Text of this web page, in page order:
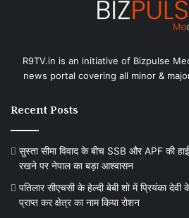
R9TV.in is an initiative of Bizpulse
news portal covering all minor &
Recent Posts
सुस्ता सीमा विवाद के बीच SSB और APF की
रखने पर नेपाल का बड़ा आश्वासन
पतिलार सीएचसी के हेल्दी बेबी शो में प्रियंका
प्राप्त कर क्षेत्र का नाम किया रोशन